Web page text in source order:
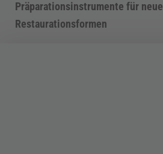
Präparationsinstrumente für neue
Restaurationsformen